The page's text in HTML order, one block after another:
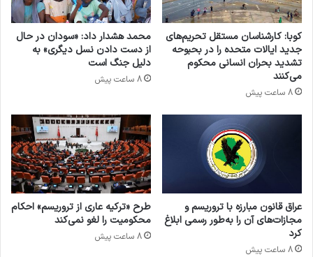
کوبا: کارشناسان مستقل تحریم‌های
جدید ایالات متحده را در بحبوحه
تشدید بحران انسانی محکوم
می‌کنند
8 ساعت پیش
محمد هشدار داد: «سودان در حال
از دست دادن نسل دیگری» به
دلیل جنگ است
8 ساعت پیش
عراق قانون مبارزه با تروریسم و
مجازات‌های آن را به‌طور رسمی ابلاغ
کرد
8 ساعت پیش
طرح «ترکیه عاری از تروریسم» احکام
محکومیت را لغو نمی‌کند
8 ساعت پیش